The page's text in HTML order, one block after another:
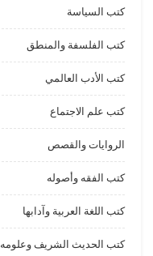
كتب السياسة
كتب الفلسفة والمنطق
كتب الأدب العالمي
كتب علم الاجتماع
الروايات والقصص
كتب الفقه وأصوله
كتب اللغة العربية وآدابها
كتب الحديث الشريف وعلومه